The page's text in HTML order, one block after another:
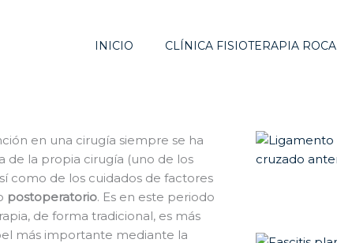
INICIO CLÍNICA FISIOTERAPIA ROCA
en una cirugía siempre se ha
de la propia cirugía (uno de los
como de los cuidados de factores
postoperatorio. Es en este periodo
de forma tradicional, es más
más importante mediante la